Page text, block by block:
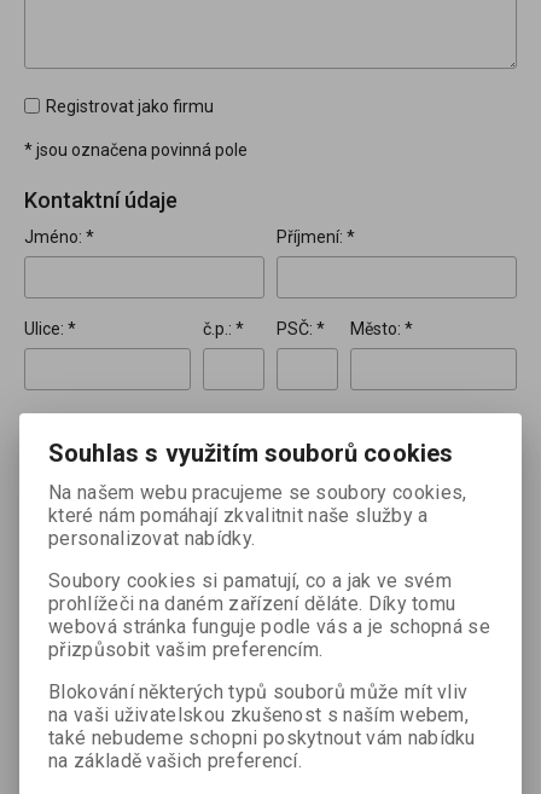
Registrovat jako firmu
* jsou označena povinná pole
Kontaktní údaje
Jméno: * Příjmení: *
Ulice: * č.p.: * PSČ: * Město: *
Země:
E-mail: *
Telefon: *
Dodací adresa
Jméno:
Ulice: č.p.: PSČ:
Souhlas s využitím souborů cookies
Na našem webu pracujeme se soubory cookies,
které nám pomáhají zkvalitnit naše služby a
personalizovat nabídky.
Soubory cookies si pamatují, co a jak ve svém
prohlížeči na daném zařízení děláte. Díky tomu
webová stránka funguje podle vás a je schopná se
přizpůsobit vašim preferencím.
Blokování některých typů souborů může mít vliv
na vaši uživatelskou zkušenost s naším webem,
také nebudeme schopni poskytnout vám nabídku
na základě vašich preferencí.